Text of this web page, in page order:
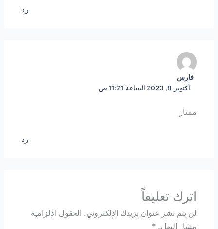
رد
فارس
أكتوبر 8, 2023 الساعة 11:21 ص
ممتاز
رد
اترك تعليقاً
لن يتم نشر عنوان بريدك الإلكتروني. الحقول الإلزامية
مشار إليها بـ *